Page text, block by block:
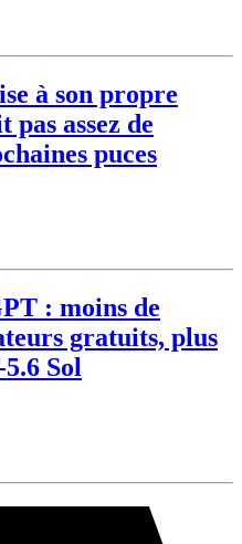
à son propre
assez de
puces
: moins de
gratuits, plus
Sol